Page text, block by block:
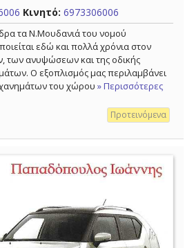
Κινητό: 6973306006
τα Ν.Μουδανιά του νομού
εδώ και πολλά χρόνια στον
των ανυψώσεων και της οδικής
Ο εξοπλισμός μας περιλαμβάνει
του χώρου » Περισσότερες
Προτεινόμενα